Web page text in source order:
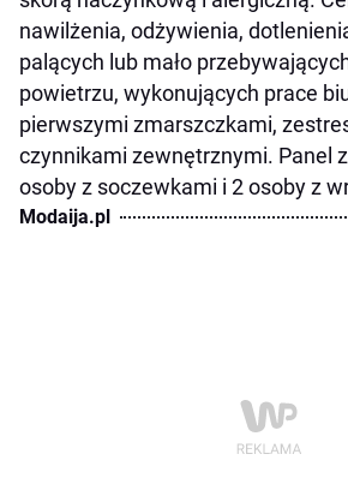
nawilżenia, odżywienia,
palących lub mało
powietrzu, wykonujących prace
pierwszymi zmarszczkami,
czynnikami zewnętrznymi. Panel
osoby z soczewkami i 2 osoby z
Modaija.pl